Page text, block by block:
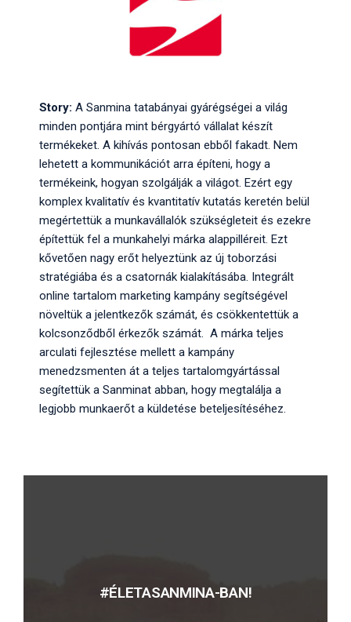
Story: A Sanmina tatabányai gyárégségei a világ
minden pontjára mint bérgyártó vállalat készít
termékeket. A kihívás pontosan ebből fakadt. Nem
lehetett a kommunikációt arra építeni, hogy a
termékeink, hogyan szolgálják a világot. Ezért egy
komplex kvalitatív és kvantitatív kutatás keretén belül
megértettük a munkavállalók szükségleteit és ezekre
építettük fel a munkahelyi márka alappilléreit. Ezt
kővetően nagy erőt helyeztünk az új toborzási
stratégiába és a csatornák kialakításába. Integrált
online tartalom marketing kampány segítségével
növeltük a jelentkezők számát, és csökkentettük a
kolcsonződből érkezők számát. A márka teljes
arculati fejlesztése mellett a kampány
menedzsmenten át a teljes tartalomgyártással
segítettük a Sanminat abban, hogy megtalálja a
legjobb munkaerőt a küldetése beteljesítéséhez.
#ÉLETASANMINA-BAN!